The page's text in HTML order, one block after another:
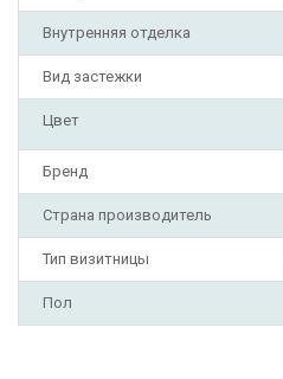
Внутренняя отделка
Вид застежки
Цвет
Бренд
Страна производитель
Тип визитницы
Пол